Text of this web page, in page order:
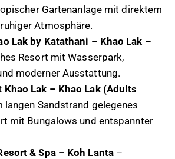
Gartenanlage mit direktem
Atmosphäre.
Lak by Katathani – Khao Lak –
Resort mit Wasserpark,
moderner Ausstattung.
Khao Lak – Khao Lak (Adults
langen Sandstrand gelegenes
mit Bungalows und entspannter
& Spa – Koh Lanta–